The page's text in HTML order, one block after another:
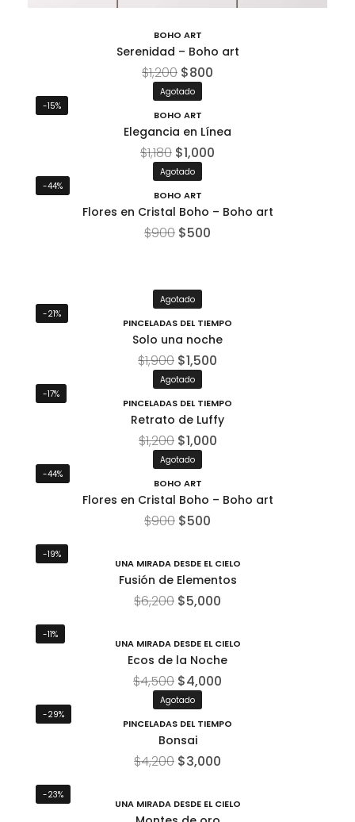
BOHO ART
Serenidad – Boho art
$1,200 $800
-15%
Agotado
BOHO ART
Elegancia en Línea
$1,180 $1,000
-44%
Agotado
BOHO ART
Flores en Cristal Boho – Boho art
$900 $500
-21%
Agotado
PINCELADAS DEL TIEMPO
Solo una noche
$1,900 $1,500
-17%
Agotado
PINCELADAS DEL TIEMPO
Retrato de Luffy
$1,200 $1,000
-44%
Agotado
BOHO ART
Flores en Cristal Boho – Boho art
$900 $500
-19%
UNA MIRADA DESDE EL CIELO
Fusión de Elementos
$6,200 $5,000
-11%
UNA MIRADA DESDE EL CIELO
Ecos de la Noche
$4,500 $4,000
-29%
Agotado
PINCELADAS DEL TIEMPO
Bonsai
$4,200 $3,000
-23%
UNA MIRADA DESDE EL CIELO